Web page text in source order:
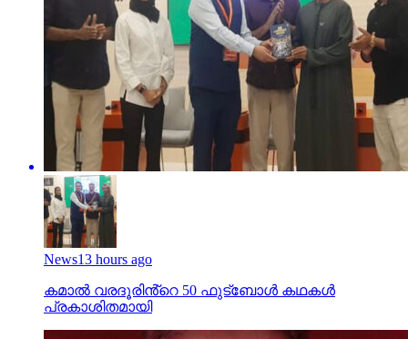
News13 hours ago
കമാൽ വരദൂരിൻ്റെ 50 ഫുട്ബോൾ കഥകൾ
പ്രകാശിതമായി